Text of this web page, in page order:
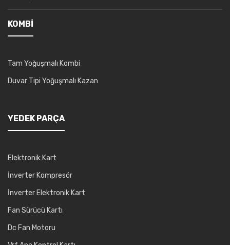
KOMBI
Tam Yoğuşmalı Kombi
Duvar Tipi Yoğuşmalı Kazan
YEDEK PARÇA
Elektronik Kart
İnverter Kompresör
İnverter Elektronik Kart
Fan Sürücü Kartı
Dc Fan Motoru